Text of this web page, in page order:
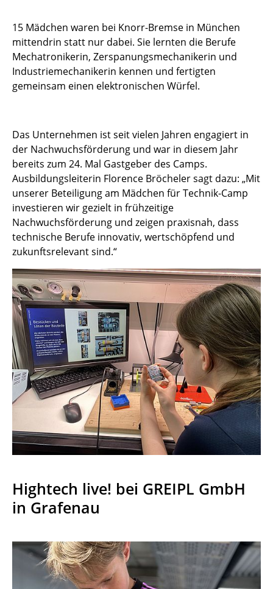
15 Mädchen waren bei Knorr-Bremse in München
mittendrin statt nur dabei. Sie lernten die Berufe
Mechatronikerin, Zerspanungsmechanikerin und
Industriemechanikerin kennen und fertigten
gemeinsam einen elektronischen Würfel.
Das Unternehmen ist seit vielen Jahren engagiert in
der Nachwuchsförderung und war in diesem Jahr
bereits zum 24. Mal Gastgeber des Camps.
Ausbildungsleiterin Florence Bröcheler sagt dazu: „Mit
unserer Beteiligung am Mädchen für Technik-Camp
investieren wir gezielt in frühzeitige
Nachwuchsförderung und zeigen praxisnah, dass
technische Berufe innovativ, wertschöpfend und
zukunftsrelevant sind.“
Hightech live! bei GREIPL GmbH
in Grafenau